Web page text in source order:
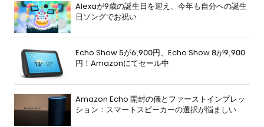
Alexaが9歳の誕生日を迎え、今年も自分への誕生
日ソングでお祝い
Echo Show 5が6,900円、Echo Show 8が9,900
円！Amazonにてセール中
Amazon Echo 開封の儀とファーストインプレッ
ション：スマートスピーカーの選択が悩ましい